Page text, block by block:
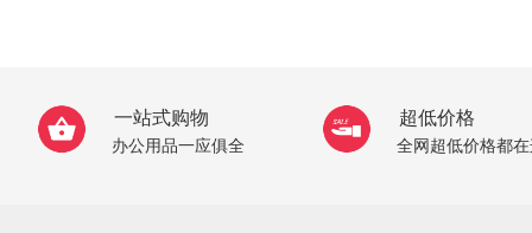
一站式购物
办公用品一应俱全
超低价格
全网超低价格都